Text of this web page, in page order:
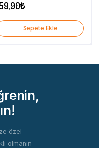
₺
Sepete Ekle
özel
olmanın